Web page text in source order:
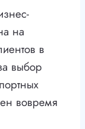
на
в
выбор
вовремя